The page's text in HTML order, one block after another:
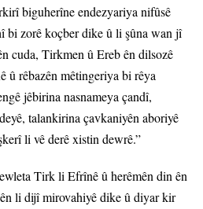
biguherîne endezyariya nifûsê
zorê koçber dike û li şûna wan jî
cuda, Tirkmen û Ereb ên dilsozê
û rêbazên mêtingeriya bi rêya
jêbirina nasnameya çandî,
talankirina çavkaniyên aboriyê
li vê derê xistin dewrê.”
Tirk li Efrînê û herêmên din ên
li dijî mirovahiyê dike û diyar kir